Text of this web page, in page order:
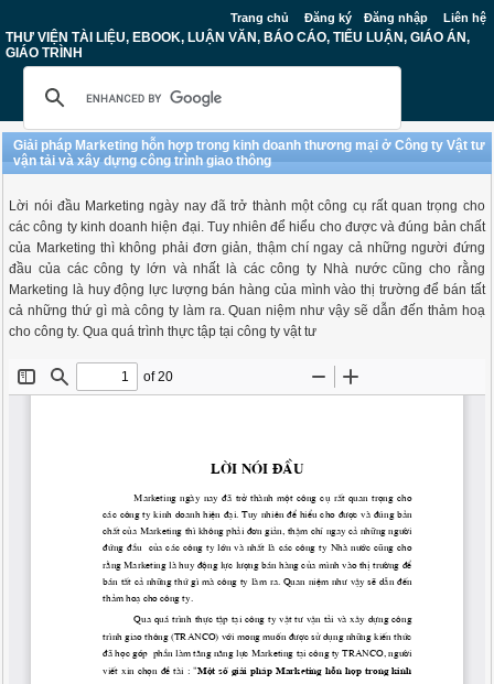
Trang chủ Đăng ký Đăng nhập Liên hệ
THƯ VIỆN TÀI LIỆU, EBOOK, LUẬN VĂN, BÁO CÁO, TIỂU LUẬN, GIÁO ÁN,
GIÁO TRÌNH
Giải pháp Marketing hỗn hợp trong kinh doanh thương mại ở Công ty Vật tư
vận tải và xây dựng công trình giao thông
Lời nói đầu Marketing ngày nay đã trở thành một công cụ rất quan trọng cho
các công ty kinh doanh hiện đại. Tuy nhiên để hiểu cho được và đúng bản chất
của Marketing thì không phải đơn giản, thậm chí ngay cả những người đứng
đầu của các công ty lớn và nhất là các công ty Nhà nước cũng cho rằng
Marketing là huy động lực lượng bán hàng của mình vào thị trường để bán tất
cả những thứ gì mà công ty làm ra. Quan niệm như vậy sẽ dẫn đến thảm hoạ
cho công ty. Qua quá trình thực tập tại công ty vật tư